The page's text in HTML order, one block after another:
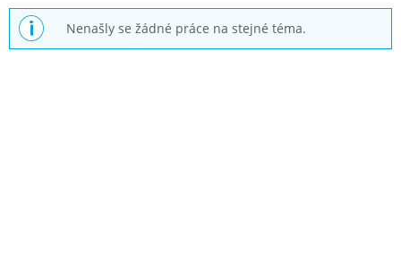
Nenašly se žádné práce na stejné téma.